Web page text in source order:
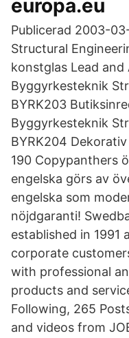
europa.eu
Publicerad 2003-
Structural
konstglas Lead and
Byggyrkesteknik
BYRK203
Byggyrkesteknik
BYRK204
190 Copypanthers
engelska görs av
engelska som
nöjdgaranti!
established in 1991
corporate
with professional
products and
Following, 265
and videos from